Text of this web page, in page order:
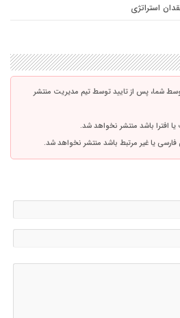
استراتژی
شما، پس از تایید توسط تیم مدیریت منتشر
افترا باشد منتشر نخواهد شد.
فارسی یا غیر مرتبط باشد منتشر نخواهد شد.